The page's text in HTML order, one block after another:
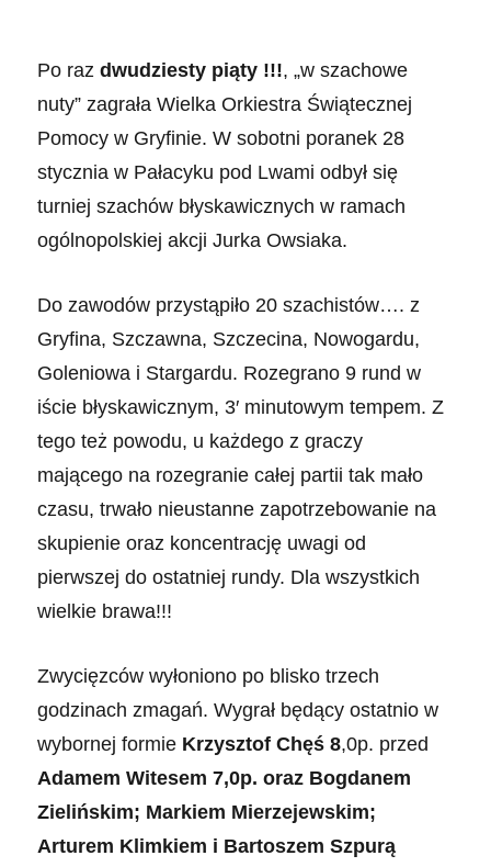
Po razdwudziesty piąty !!!, „w szachowe
nuty” zagrała Wielka Orkiestra Świątecznej
Pomocy w Gryfinie. W sobotni poranek 28
stycznia w Pałacyku pod Lwami odbył się
turniej szachów błyskawicznych w ramach
ogólnopolskiej akcji Jurka Owsiaka.
Do zawodów przystąpiło 20 szachistów…. z
Gryfina, Szczawna, Szczecina, Nowogardu,
Goleniowa i Stargardu. Rozegrano 9 rund w
iście błyskawicznym, 3′ minutowym tempem. Z
tego też powodu, u każdego z graczy
mającego na rozegranie całej partii tak mało
czasu, trwało nieustanne zapotrzebowanie na
skupienie oraz koncentrację uwagi od
pierwszej do ostatniej rundy. Dla wszystkich
wielkie brawa!!!
Zwycięzców wyłoniono po blisko trzech
godzinach zmagań. Wygrał będący ostatnio w
wybornej formie Krzysztof Chęś 8,0p. przed
Adamem Witesem7,0p. oraz Bogdanem
Zielińskim; Markiem Mierzejewskim;
Arturem Klimkiem i Bartoszem Szpurą